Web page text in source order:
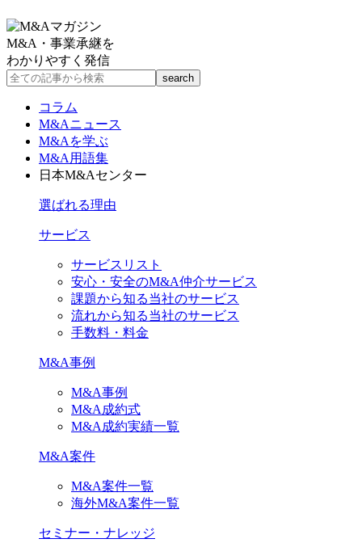
M&A・事業承継を
わかりやすく発信
コラム
M&Aニュース
M&Aを学ぶ
M&A用語集
日本M&Aセンター
選ばれる理由
サービス
サービスリスト
安心・安全のM&A仲介サービス
課題から知る当社のサービス
流れから知る当社のサービス
手数料・料金
M&A事例
M&A事例
M&A成約式
M&A成約実績一覧
M&A案件
M&A案件一覧
海外M&A案件一覧
セミナー・ナレッジ